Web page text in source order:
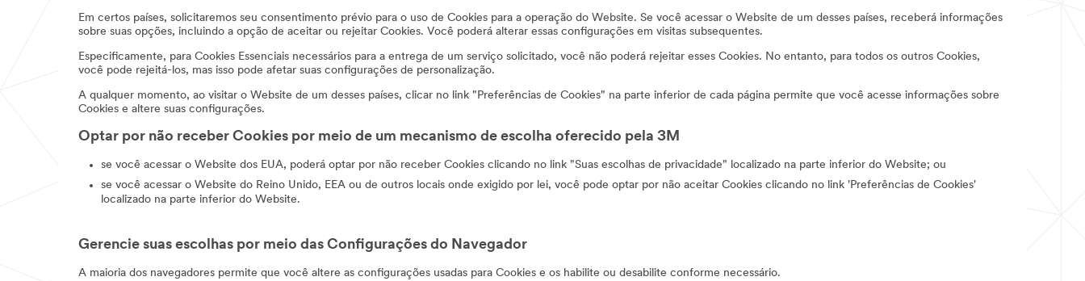
Em certos países, solicitaremos seu consentimento prévio para o uso de Cookies para a operação do Website. Se você acessar o Website de um desses países, receberá informações
sobre suas opções, incluindo a opção de aceitar ou rejeitar Cookies. Você poderá alterar essas configurações em visitas subsequentes.
Especificamente, para Cookies Essenciais necessários para a entrega de um serviço solicitado, você não poderá rejeitar esses Cookies. No entanto, para todos os outros Cookies,
você pode rejeitá-los, mas isso pode afetar suas configurações de personalização.
A qualquer momento, ao visitar o Website de um desses países, clicar no link "Preferências de Cookies" na parte inferior de cada página permite que você acesse informações sobre
Cookies e altere suas configurações.
Optar por não receber Cookies por meio de um mecanismo de escolha oferecido pela 3M
se você acessar o Website dos EUA, poderá optar por não receber Cookies clicando no link "Suas escolhas de privacidade" localizado na parte inferior do Website; ou
se você acessar o Website do Reino Unido, EEA ou de outros locais onde exigido por lei, você pode optar por não aceitar Cookies clicando no link 'Preferências de Cookies'
localizado na parte inferior do Website.
Gerencie suas escolhas por meio das Configurações do Navegador
A maioria dos navegadores permite que você altere as configurações usadas para Cookies e os habilite ou desabilite conforme necessário.